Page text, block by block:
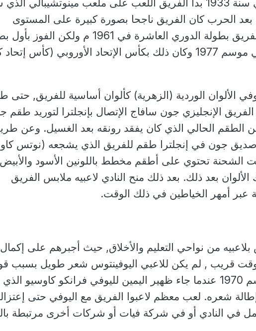
الإسكوديتو). في سنة 1933 بدأ الفريق اللعب على ملعب مينوتشيبالي
بعد الحرب كان الفريق ناجحا بصورة كبيرة على المستوى
المحلي, وربح الفريق بطولة الدوري العاشرة في 1961 م ولكن
أوروبية كانت في موسم 1977 وكان ذلك بكأس الإتحاد الأوروبي (كأس
الألوان الوردية (الزهرية) كألوان أساسية للفريق, حتى
الإنجليزي جون سافاج الإتصال بإنجلترا لتوريد طقم
الطقم الحالي الذي كان يفقد رونقه بعد الغسيل. وعن
جون في إنجلترا طقم للفريق الذي يشجعه (نوتس
الشحنة تحتوي على أطقم مخطط باللونين الأسود
بعد ذلك. بعد ذلك منح النادي لاعبيه ملابس الفريق
عبر أمهر الخياطين في ذلك الوقت.
بلاعبيه من نواحي التعليم والأخلاق, حيث أجبرهم على إكمال
قريب , لم يكن للاعبي اليوفينتوس شعر طويل بسبب
النادي حتى موسم 1970 عندما جاء ظهير اليمين لليوفي فرانكو كاوسيو الذي
شعره. لعب معظم لاعبوا الفريق مع اليوفي حتى
في النادي أو في شركة فيات أو شركات أخرى مرتبطة